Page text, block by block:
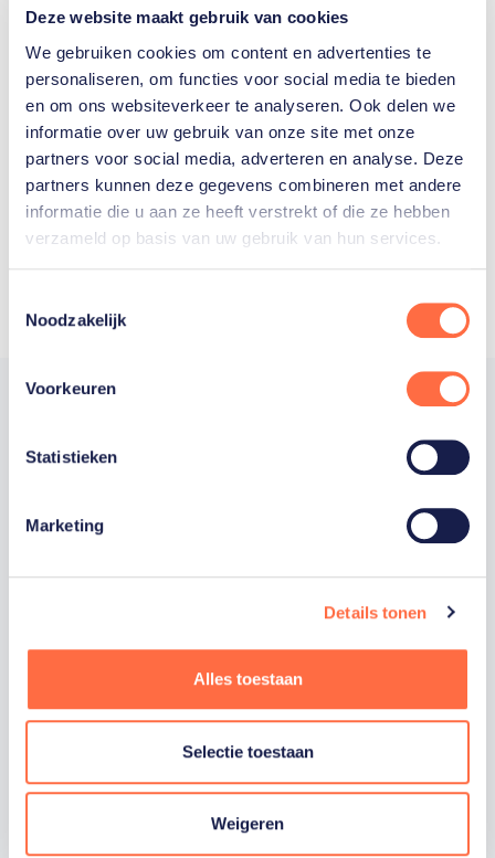
Deze website maakt gebruik van cookies
We gebruiken cookies om content en advertenties te
personaliseren, om functies voor social media te bieden
en om ons websiteverkeer te analyseren. Ook delen we
informatie over uw gebruik van onze site met onze
partners voor social media, adverteren en analyse. Deze
partners kunnen deze gegevens combineren met andere
informatie die u aan ze heeft verstrekt of die ze hebben
verzameld op basis van uw gebruik van hun services.
Noodzakelijk
Voorkeuren
Statistieken
Marketing
Details tonen
Alles toestaan
Selectie toestaan
Weigeren
Welke Nederlanders hebben er
ooit meegedaan aan de
Olympische Spelen?
Trotse hoofdsponsor